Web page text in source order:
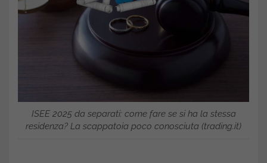
ISEE 2025 da separati: come fare se si ha la stessa
residenza? La scappatoia poco conosciuta (trading.it)